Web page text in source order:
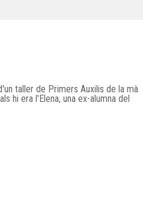
taller de Primers Auxilis de la mà
hi era l'Elena, una ex-alumna del